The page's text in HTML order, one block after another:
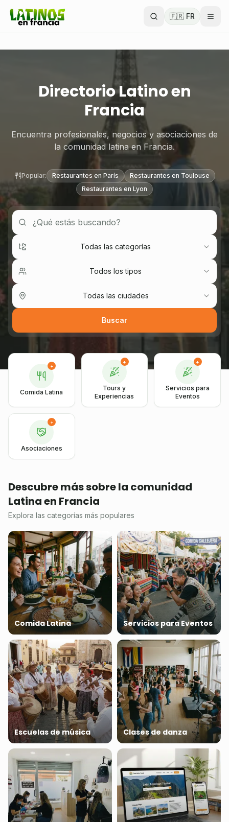
🇫🇷 FR
Directorio Latino en
Francia
Encuentra profesionales, negocios y asociaciones de
la comunidad latina en Francia.
Popular: Restaurantes en París
Restaurantes en Toulouse
Restaurantes en Lyon
Todas las categorías
Todos los tipos
Todas las ciudades
Buscar
+
Comida Latina
+
Tours y
Experiencias
+
Servicios para
Eventos
+
Asociaciones
Descubre más sobre la comunidad
Latina en Francia
Explora las categorías más populares
Comida Latina Servicios para Eventos
Escuelas de música Clases de danza